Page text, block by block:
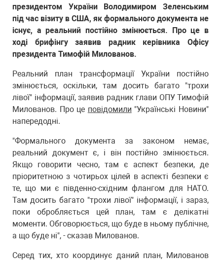
президентом України Володимиром Зеленським
під час візиту в США, як формального документа не
існує, а реальний постійно змінюється. Про це в
ході брифінгу заявив радник керівника Офісу
президента Тимофій Милованов.
Реальний план трансформації України постійно
змінюється, оскільки, там досить багато "трохи
лівої" інформації, заявив радник глави ОПУ Тимофій
Милованов. Про це повідомили "Українськi Новини"
напередодні.
"Формального документа за законом немає,
реальний документ є, і він постійно змінюється.
Якщо говорити чесно, там є аспект безпеки, де
пріоритетною з чотирьох цілей в аспекті безпеки є
те, що ми є південно-східним флангом для НАТО.
Там досить багато "трохи лівої" інформації, і зараз,
поки обробляється цей план, там є делікатні
моменти. Обговорюється, що буде в ньому публічне,
а що буде ні", - сказав Милованов.
Серед тих, хто координує даний план, Милованов